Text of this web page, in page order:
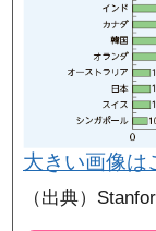
大きい画像は
（出典）